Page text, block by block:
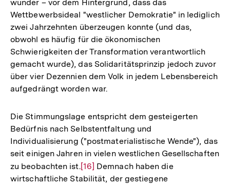
wunder – vor dem Hintergrund, dass das
Wettbewerbsideal "westlicher Demokratie" in lediglich
zwei Jahrzehnten überzeugen konnte (und das,
obwohl es häufig für die ökonomischen
Schwierigkeiten der Transformation verantwortlich
gemacht wurde), das Solidaritätsprinzip jedoch zuvor
über vier Dezennien dem Volk in jedem Lebensbereich
aufgedrängt worden war.
Die Stimmungslage entspricht dem gesteigerten
Bedürfnis nach Selbstentfaltung und
Individualisierung ("postmaterialistische Wende"), das
seit einigen Jahren in vielen westlichen Gesellschaften
zu beobachten ist.Zur
Auflösung
[16] Demnach haben die
wirtschaftliche Stabilität, der gestiegene